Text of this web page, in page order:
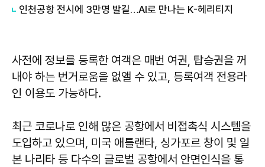
인천공항 전시에 3만명 발길…AI로 만나는 K-헤리티지
사전에 정보를 등록한 여객은 매번 여권, 탑승권을 꺼
내야 하는 번거로움을 없앨 수 있고, 등록여객 전용라
인 이용도 가능하다.
최근 코로나로 인해 많은 공항에서 비접촉식 시스템을
도입하고 있으며, 미국 애틀랜타, 싱가포르 창이 및 일
본 나리타 등 다수의 글로벌 공항에서 안면인식을 통